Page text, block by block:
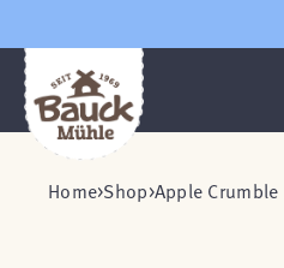
Home Shop Apple